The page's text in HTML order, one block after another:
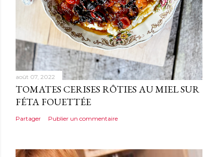
août 07, 2022
TOMATES CERISES RÔTIES AU MIEL SUR
FÉTA FOUETTÉE
Partager Publier un commentaire